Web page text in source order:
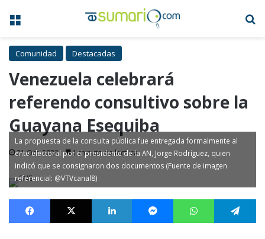
Menú
Comunidad Destacadas
Venezuela celebrará
referendo consultivo sobre la
Guayana Esequiba
21 Oct, 2023 1 minuto de lectura
La propuesta de la consulta pública fue entregada formalmente al
ente electoral por el presidente de la AN, Jorge Rodríguez, quien
indicó que se consignaron dos documentos (Fuente de imagen
referencial: @VTVcanal8)
Facebook X LinkedIn MessengerWhatsApp